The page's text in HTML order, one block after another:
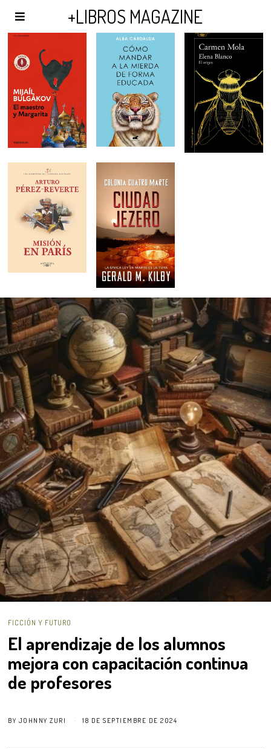
+LIBROS MAGAZINE
FICCIÓN Y FUTURO
El aprendizaje de los alumnos
mejora con capacitación continua
de profesores
BY JOHNNY ZURI 18 DE SEPTIEMBRE DE 2024